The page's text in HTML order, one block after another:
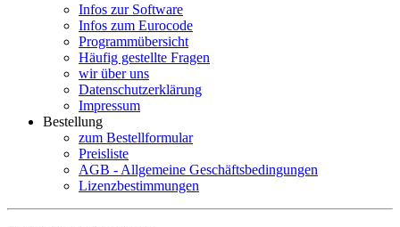
Infos zur Software
Infos zum Eurocode
Programmübersicht
Häufig gestellte Fragen
wir über uns
Datenschutzerklärung
Impressum
Bestellung
zum Bestellformular
Preisliste
AGB - Allgemeine Geschäftsbedingungen
Lizenzbestimmungen